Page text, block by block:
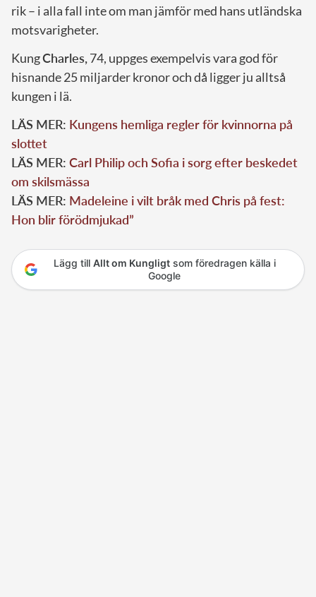
rik – i alla fall inte om man jämför med hans utländska
motsvarigheter.
KungCharles, 74, uppges exempelvis vara god för
hisnande 25 miljarder kronor och då ligger ju alltså
kungen i lä.
LÄS MER: Kungens hemliga regler för kvinnorna på
slottet
LÄS MER: Carl Philip och Sofia i sorg efter beskedet
om skilsmässa
LÄS MER: Madeleine i vilt bråk med Chris på fest:
Hon blir förödmjukad”
Lägg till Allt om Kungligtsom föredragen källa i
Google